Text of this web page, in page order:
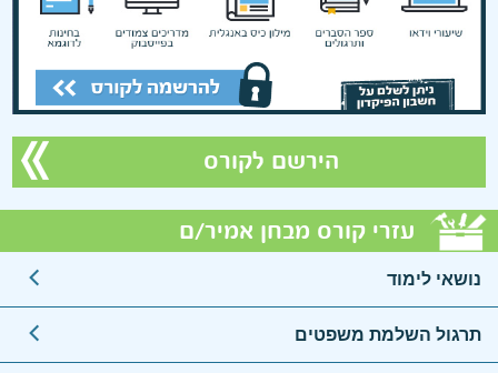
על המורה >
הירשם לקורס
עזרי קורס מבחן אמיר/ם
נושאי לימוד
תרגול השלמת משפטים